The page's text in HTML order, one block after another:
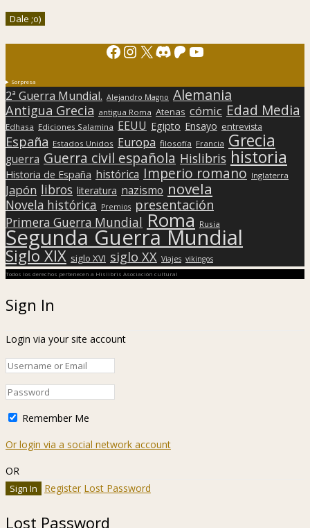
Facebook
Instagram
X Discord
Patreon
YouTube
Sorpresa
2ª Guerra Mundial. Alejandro Magno Alemania
Antigua Grecia antigua Roma Atenas cómic Edad Media
Edhasa Ediciones Salamina EEUU Egipto Ensayo entrevista
España Estados Unidos Europa filosofía Francia Grecia
guerra Guerra civil española Hislibris historia
Historia de España histórica Imperio romano Inglaterra
Japón libros literatura nazismo novela
Novela histórica Premios presentación
Primera Guerra Mundial Roma Rusia
Segunda Guerra Mundial
Siglo XIX siglo XVI siglo XX Viajes vikingos
Todos los derechos pertenecen a Hislibris Asociación cultural
Sign In
Login via your site account
Remember Me
Or login via a social network account
OR
Register Lost Password
Lost Password